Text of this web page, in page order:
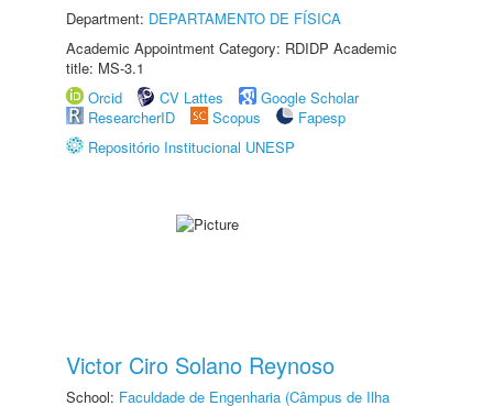
Department: DEPARTAMENTO DE FÍSICA
Academic Appointment Category: RDIDP Academic
title: MS-3.1
Orcid
CV Lattes
Google Scholar
ResearcherID
Scopus
Fapesp
Repositório Institucional UNESP
Victor Ciro Solano Reynoso
School: Faculdade de Engenharia (Câmpus de Ilha